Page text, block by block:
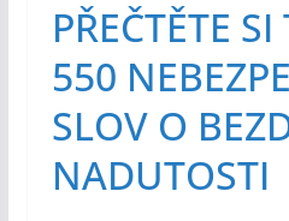
PŘEČTĚTE SI
550
SLOV O
NADUTOSTI